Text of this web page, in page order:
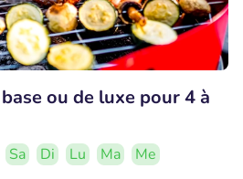
ou de luxe pour 4 à
Sa Di Lu Ma
Me